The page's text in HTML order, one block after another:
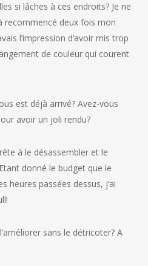
si lâches à ces endroits? Je ne
recommencé deux fois mon
l’impression d’avoir mis trop
de couleur qui courent
est déjà arrivé? Avez-vous
avoir un joli rendu?
à le désassembler et le
donné le budget que le
heures passées dessus, j’ai
sans le détricoter? A